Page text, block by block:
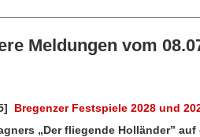
Meldungen vom
Bregenzer Festspiele 2028 und
„Der fliegende Holländer” auf